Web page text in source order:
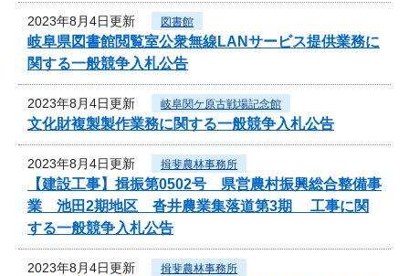
2023年8月4日更新 図書館
岐阜県図書館閲覧室公衆無線LANサービス提供業務に
関する一般競争入札公告
2023年8月4日更新 岐阜関ケ原古戦場記念館
文化財複製製作業務に関する一般競争入札公告
2023年8月4日更新 揖斐農林事務所
【建設工事】揖振第0502号 県営農村振興総合整備事
業 池田2期地区 沓井農業集落道第3期 工事に関
する一般競争入札公告
2023年8月4日更新 揖斐農林事務所